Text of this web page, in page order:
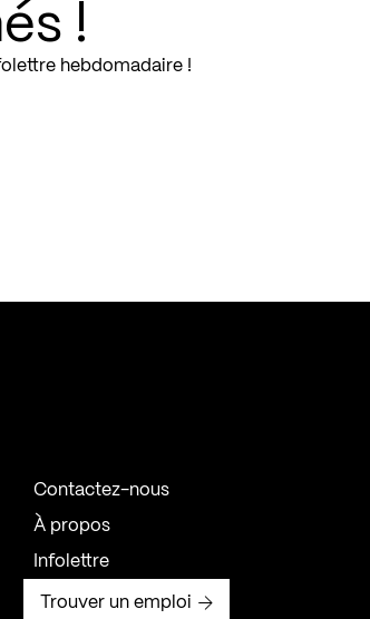
!
hebdomadaire !
Contactez-nous
À propos
Infolettre
Trouver un emploi